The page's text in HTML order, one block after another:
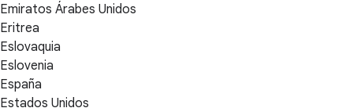
Emiratos Árabes Unidos
Eritrea
Eslovaquia
Eslovenia
España
Estados Unidos